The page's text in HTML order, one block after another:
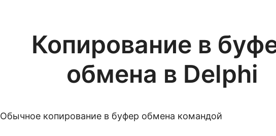
Копирование в
обмена в Delphi
Обычное копирование в буфер обмена командой